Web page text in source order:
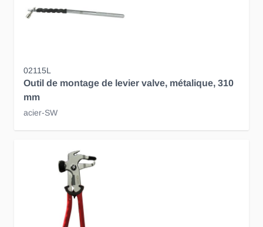
02115L
Outil de montage de levier valve, métalique, 310
mm
acier-SW